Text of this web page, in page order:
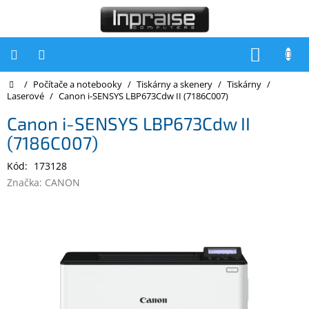
Počítače
Inpraise
Notebooky
Tiskárny
Domů
/ Počítače a notebooky / Tiskárny a skenery / Tiskárny /
Laserové / Canon i-SENSYS LBP673Cdw II (7186C007)
Canon i-SENSYS LBP673Cdw II
(7186C007)
Kód: 173128
Značka: CANON